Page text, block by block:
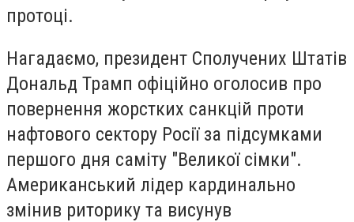
протоці.
Нагадаємо, президент Сполучених Штатів
Дональд Трамп офіційно оголосив про
повернення жорстких санкцій проти
нафтового сектору Росії за підсумками
першого дня саміту "Великої сімки".
Американський лідер кардинально
змінив риторику та висунув